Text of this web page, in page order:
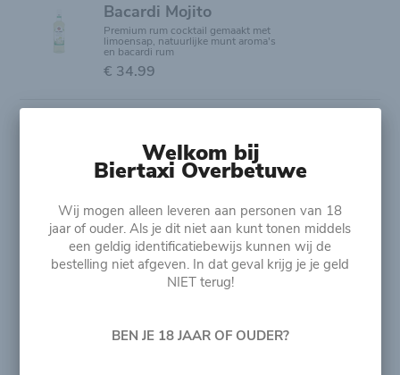
Bacardi Mojito
Premium rum cocktail gemaakt met
limoensap, natuurlijke munt aroma's
en bacardi rum
€ 34.99
Bieren
Desperados 6 Pack
€ 20.99
Welkom bij
Biertaxi Overbetuwe
Wij mogen alleen leveren aan personen van 18
jaar of ouder. Als je dit niet aan kunt tonen middels
een geldig identificatiebewijs kunnen wij de
bestelling niet afgeven. In dat geval krijg je je geld
NIET terug!
BEN JE 18 JAAR OF OUDER?